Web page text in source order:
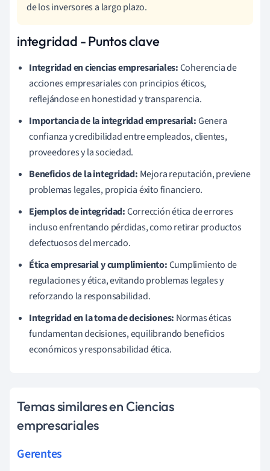
de los inversores a largo plazo.
integridad - Puntos clave
Integridad en ciencias empresariales:Coherencia de
acciones empresariales con principios éticos,
reflejándose en honestidad y transparencia.
Importancia de la integridad empresarial:Genera
confianza y credibilidad entre empleados, clientes,
proveedores y la sociedad.
Beneficios de la integridad: Mejora reputación, previene
problemas legales, propicia éxito financiero.
Ejemplos de integridad:Corrección ética de errores
incluso enfrentando pérdidas, como retirar productos
defectuosos del mercado.
Ética empresarial y cumplimiento:Cumplimiento de
regulaciones y ética, evitando problemas legales y
reforzando la responsabilidad.
Integridad en la toma de decisiones: Normas éticas
fundamentan decisiones, equilibrando beneficios
económicos y responsabilidad ética.
Temas similares en Ciencias
empresariales
Gerentes